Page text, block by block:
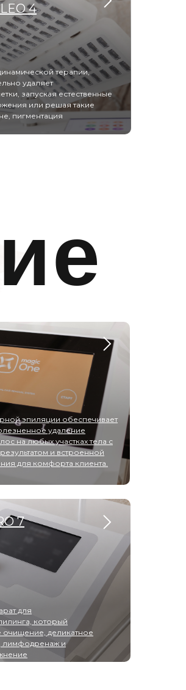
терапии,
удаляет
запуская естественные
или решая такие
пигментация
4
для
который
очищение, деликатное
лимфодренаж и
7
эпиляции обеспечивает
удаление
на любых участках тела с
и встроенной
для комфорта клиента.